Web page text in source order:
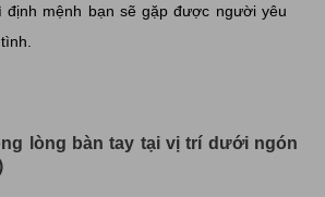
định mệnh bạn sẽ gặp được người yêu
lòng bàn tay tại vị trí dưới ngón